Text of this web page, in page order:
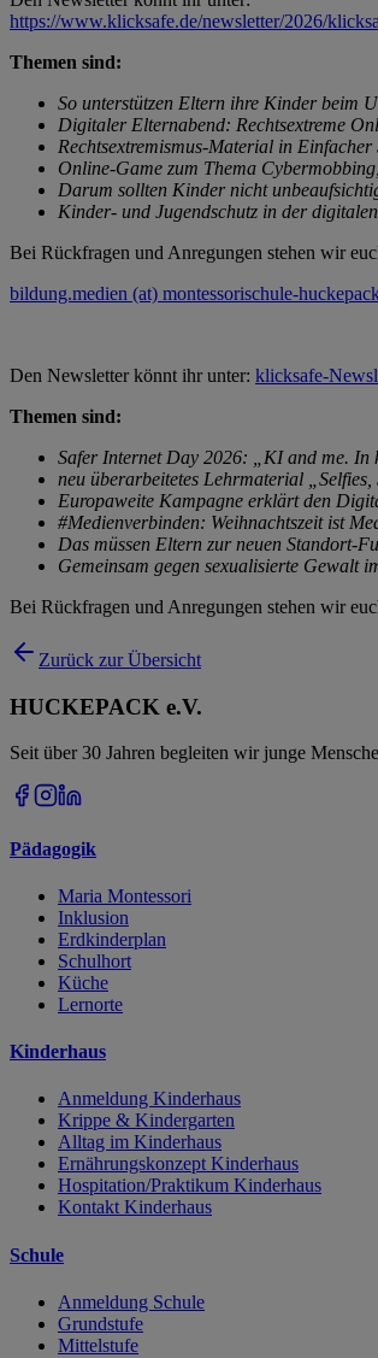
https://www.klicksafe.de/newsletter/2026/
Themen sind:
So unterstützen Eltern ihre Kinder beim
Digitaler Elternabend: Rechtsextreme
Rechtsextremismus-Material in
Online-Game zum Thema
Darum sollten Kinder nicht
Kinder- und Jugendschutz in der
Bei Rückfragen und Anregungen stehen wir
bildung.medien (at) montessorischule-
Den Newsletter könnt ihr unter: klicksafe-
Themen sind:
Safer Internet Day 2026: „KI and me. In
neu überarbeitetes Lehrmaterial
Europaweite Kampagne erklärt den
#Medienverbinden: Weihnachtszeit ist
Das müssen Eltern zur neuen Standort-
Gemeinsam gegen sexualisierte Gewalt
Bei Rückfragen und Anregungen stehen wir
Zurück zur Übersicht
HUCKEPACK e.V.
Seit über 30 Jahren begleiten wir junge
Pädagogik
Maria Montessori
Inklusion
Erdkinderplan
Schulhort
Küche
Lernorte
Kinderhaus
Anmeldung Kinderhaus
Krippe & Kindergarten
Alltag im Kinderhaus
Ernährungskonzept Kinderhaus
Hospitation/Praktikum Kinderhaus
Kontakt Kinderhaus
Schule
Anmeldung Schule
Grundstufe
Mittelstufe